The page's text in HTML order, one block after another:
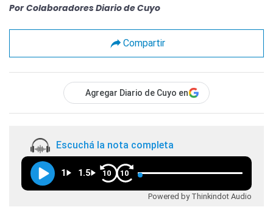
Por Colaboradores Diario de Cuyo
Compartir
Agregar Diario de Cuyo en
Escuchá la nota completa
1 1.5 10 10
Powered by Thinkindot Audio